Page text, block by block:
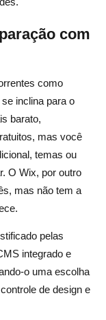
com
como
inclina para o
barato,
mas você
temas ou
O Wix, por outro
mas não tem a
pelas
integrado e
o uma escolha
de design e